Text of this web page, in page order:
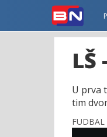
U prva
tim
FUDBAL